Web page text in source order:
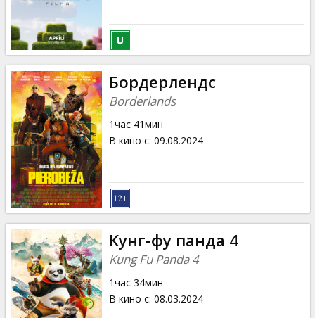
Бордерлендс
Borderlands
1час 41мин
В кино с: 09.08.2024
Кунг-фу панда 4
Kung Fu Panda 4
1час 34мин
В кино с: 08.03.2024